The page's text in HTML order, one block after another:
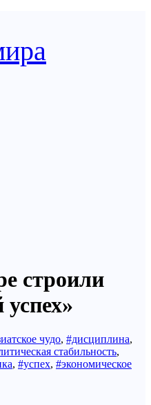
строили
чудо, #дисциплина,
стабильность,
, #успех, #экономическое